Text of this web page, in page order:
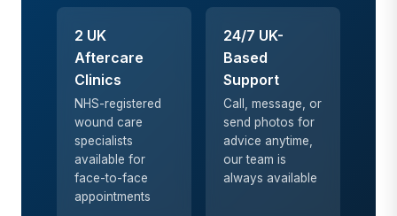
2 UK
Aftercare
Clinics
NHS-registered
wound care
specialists
available for
face-to-face
appointments
24/7 UK-
Based
Support
Call, message, or
send photos for
advice anytime,
our team is
always available